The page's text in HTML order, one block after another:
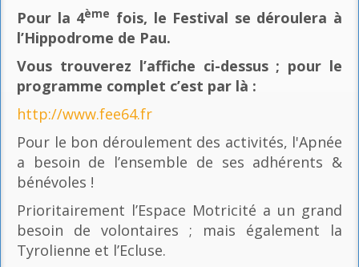
Pour la 4ème fois, le Festival se déroulera à
l’Hippodrome de Pau.
Vous trouverez l’affiche ci-dessus ; pour le
programme complet c’est par là :
http://www.fee64.fr
Pour le bon déroulement des activités, l'Apnée
a besoin de l’ensemble de ses adhérents &
bénévoles !
Prioritairement l’Espace Motricité a un grand
besoin de volontaires ; mais également la
Tyrolienne et l’Ecluse.